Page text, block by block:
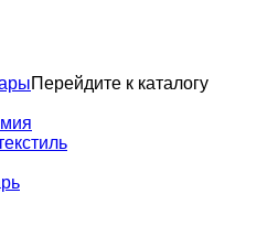
Перейдите к каталогу